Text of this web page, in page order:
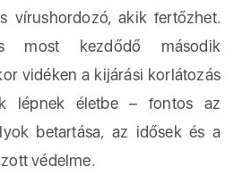
vírushordozó, akik fertőzhet.
most kezdődő második
vidéken a kijárási korlátozás
lépnek életbe – fontos az
betartása, az idősek és a
védelme.